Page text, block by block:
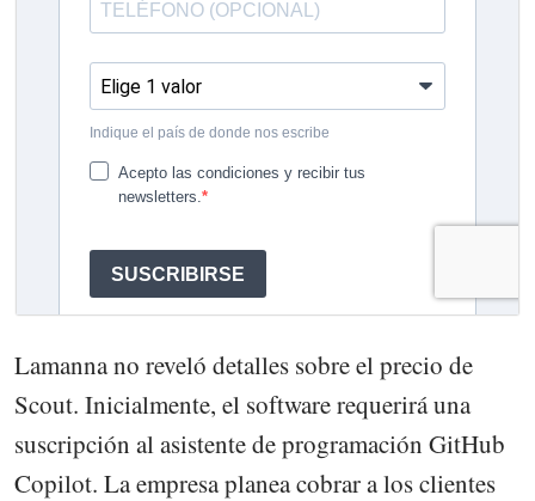
Lamanna no reveló detalles sobre el precio de
Scout. Inicialmente, el software requerirá una
suscripción al asistente de programación GitHub
Copilot. La empresa planea cobrar a los clientes